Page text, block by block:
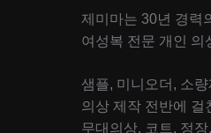
제미마는 30년 경력
여성복 전문 개인 의
샘플, 미니오더, 소
의상 제작 전반에 걸
무대의상, 코트, 정